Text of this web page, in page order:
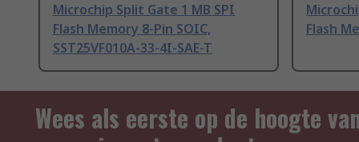
Microchip Split Gate 1 MB SPI
Flash Memory 8-Pin SOIC,
SST25VF010A-33-4I-SAE-T
Flash
Wees als eerste op de hoogte